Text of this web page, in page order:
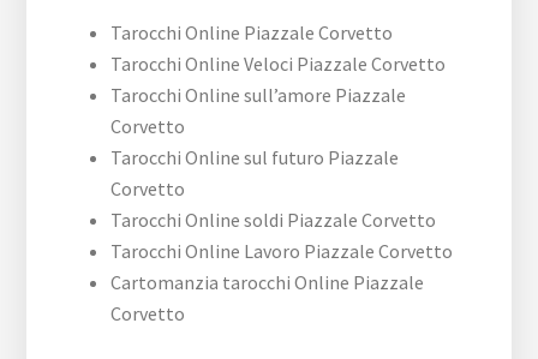
Tarocchi Online ​Piazzale ​Corvetto
Tarocchi Online Veloci ​Piazzale ​Corvetto
Tarocchi Online sull’amore ​Piazzale ​
Corvetto
Tarocchi Online sul futuro ​Piazzale ​
Corvetto
Tarocchi Online soldi ​Piazzale ​Corvetto
Tarocchi Online Lavoro ​Piazzale ​Corvetto
Cartomanzia tarocchi Online ​Piazzale ​
Corvetto